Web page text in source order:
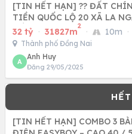
[TIN HẾT HẠN] ?? ĐẤT
TIỀN QUỐC LỘ 20 XÃ LA NGÀ - HUYỆN ĐỊNH QUÁN-
ĐỒNG NAI ?
32 tỷ · 31827m
2
· 10m ·
Thành phố Đồng Nai
A
Anh Huy
Đăng 29/05/2025
[TIN HẾT HẠN] COMBO 3